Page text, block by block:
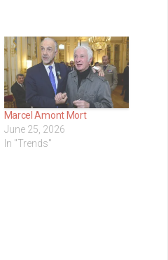
Marcel Amont Mort
June 25, 2026
In "Trends"